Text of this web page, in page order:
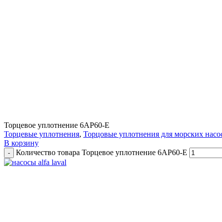
Торцевое уплотнение 6АР60-Е
Торцевые уплотнения, Торцовые уплотнения для морских
В корзину
Количество товара Торцевое уплотнение 6АР60-Е